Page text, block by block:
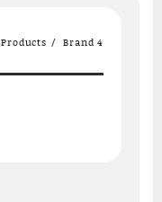
Products Brand 4